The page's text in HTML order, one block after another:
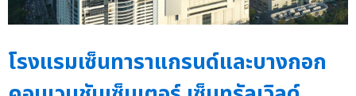
โรงแรมเซ็นทาราแกรนด์และบางกอก